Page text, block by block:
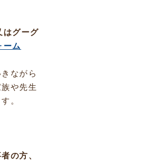
はグーグ
ーム
ながら
や先生
。
の方、